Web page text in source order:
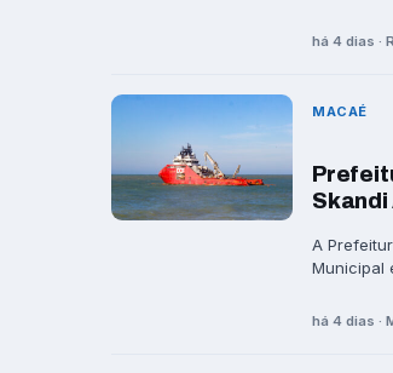
há 4 dias ·
MACAÉ
Skandi
A
Municipal
há 4 dias ·